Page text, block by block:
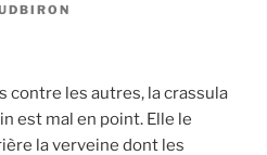
contre les autres, la crassula
est mal en point. Elle le
la verveine dont les